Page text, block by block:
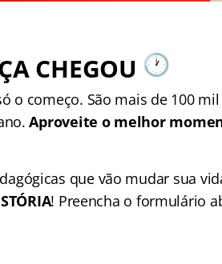
CHEGOU
o começo. São mais de 100 mil
Aproveite o melhor
que vão mudar sua
! Preencha o formulário